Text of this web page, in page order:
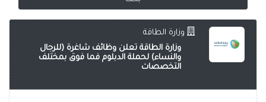
وزارة الطاقة
وزارة الطاقة تعلن وظائف شاغرة (للرجال
والنساء) لحملة الدبلوم فما فوق بمختلف
التخصصات